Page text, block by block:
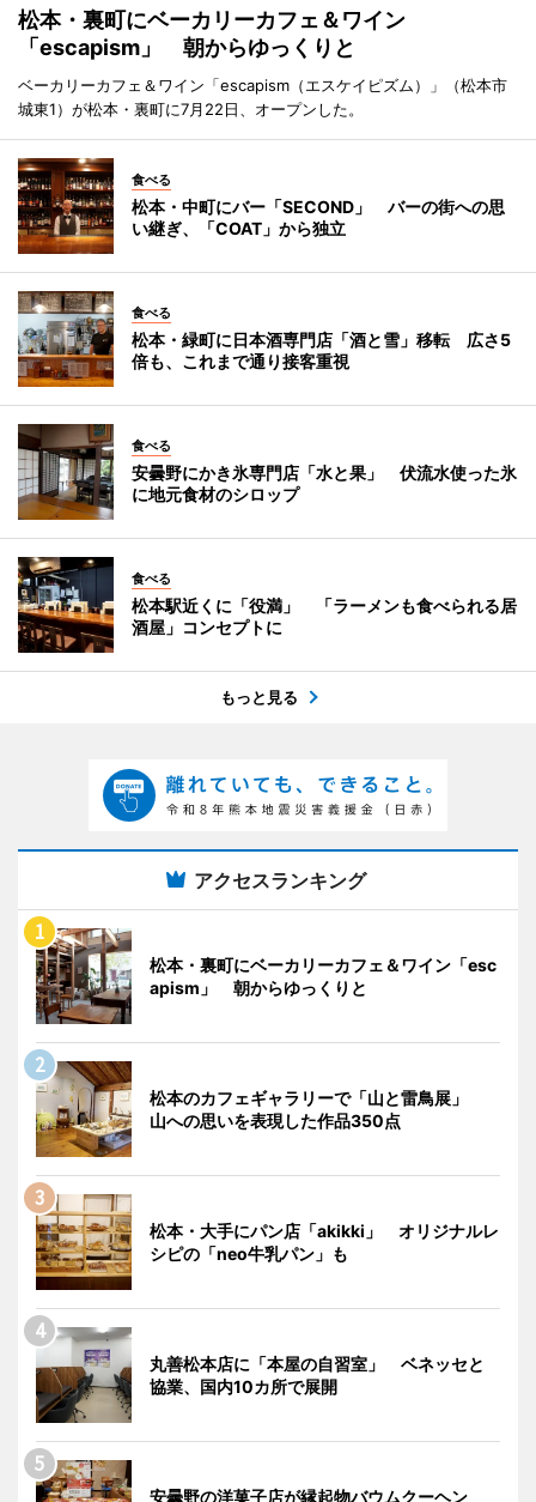
松本・裏町にベーカリーカフェ＆ワイン
「escapism」 朝からゆっくりと
ベーカリーカフェ＆ワイン「escapism（エスケイピズム）」（松本市
城東1）が松本・裏町に7月22日、オープンした。
食べる
松本・中町にバー「SECOND」 バーの街への思
い継ぎ、「COAT」から独立
食べる
松本・緑町に日本酒専門店「酒と雪」移転 広さ5
倍も、これまで通り接客重視
食べる
安曇野にかき氷専門店「水と果」 伏流水使った氷
に地元食材のシロップ
食べる
松本駅近くに「役満」 「ラーメンも食べられる居
酒屋」コンセプトに
もっと見る
アクセスランキング
松本・裏町にベーカリーカフェ＆ワイン「esc
apism」 朝からゆっくりと
松本のカフェギャラリーで「山と雷鳥展」
山への思いを表現した作品350点
松本・大手にパン店「akikki」 オリジナルレ
シピの「neo牛乳パン」も
丸善松本店に「本屋の自習室」 ベネッセと
協業、国内10カ所で展開
安曇野の洋菓子店が縁起物バウムクーヘン